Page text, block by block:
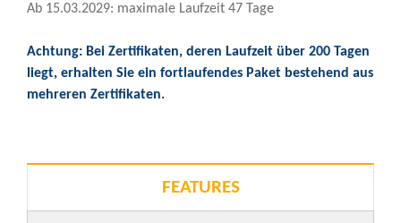
Ab 15.03.2029: maximale Laufzeit 47 Tage
Achtung: Bei Zertifikaten, deren Laufzeit über 200 Tagen
liegt, erhalten Sie ein fortlaufendes Paket bestehend aus
mehreren Zertifikaten.
FEATURES